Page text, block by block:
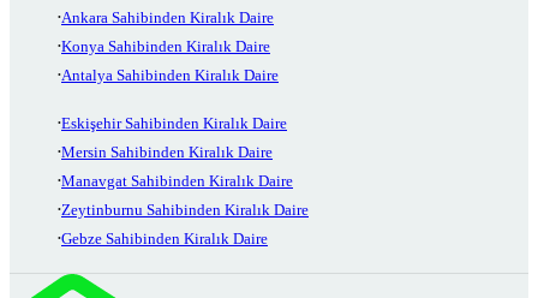
Ankara Sahibinden Kiralık Daire
Konya Sahibinden Kiralık Daire
Antalya Sahibinden Kiralık Daire
Eskişehir Sahibinden Kiralık Daire
Mersin Sahibinden Kiralık Daire
Manavgat Sahibinden Kiralık Daire
Zeytinburnu Sahibinden Kiralık Daire
Gebze Sahibinden Kiralık Daire